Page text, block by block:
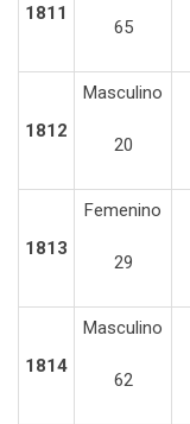
1811
65
1812
Masculino
20
1813
Femenino
29
1814
Masculino
62